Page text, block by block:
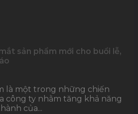
sản phẩm mới cho buổi lễ,
là một trong những chiến
công ty nhằm tăng khả năng
của...